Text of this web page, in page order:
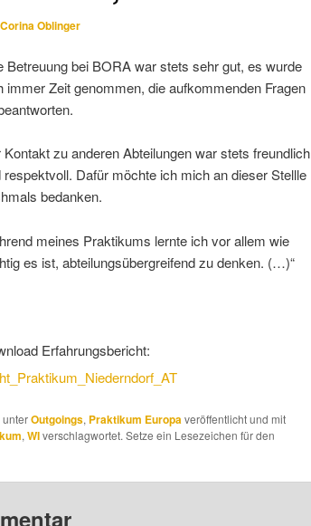
Corina Oblinger
Betreuung bei BORA war stets sehr gut, es wurde
immer Zeit genommen, die aufkommenden Fragen
Kontakt zu anderen Abteilungen war stets freundlich
respektvoll. Dafür möchte ich mich an dieser Stellle
bedanken.
meines Praktikums lernte ich vor allem wie
es ist, abteilungsübergreifend zu denken. (…)“
Erfahrungsbericht:
unterOutgoings, Praktikum Europaveröffentlicht und mit
, WIverschlagwortet. Setze ein Lesezeichen für den